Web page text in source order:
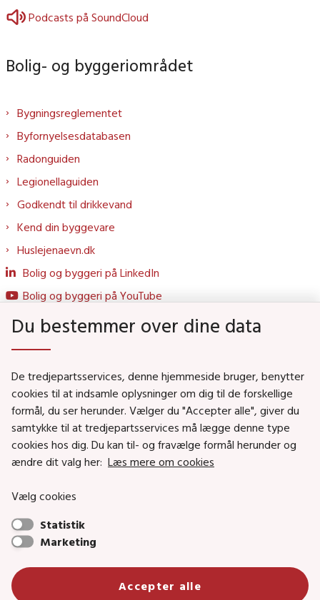
Podcasts på SoundCloud
Bolig- og byggeriområdet
Bygningsreglementet
Byfornyelsesdatabasen
Radonguiden
Legionellaguiden
Godkendt til drikkevand
Kend din byggevare
Huslejenaevn.dk
Bolig og byggeri på LinkedIn
Bolig og byggeri på YouTube
Social- og Boligministeriet
Job i Social- og Boligstyrelsen
Puljer og tilskud
Nyhedsbreve
Social- og Boligstyrelsens nyheder som RSS feed
Social- og Boligstyrelsen • Tlf.: 72 42 37 00 •
sikkermail• EAN-nr.: 5798000354838 • CVR-nr.:
Du bestemmer over dine data
De tredjepartsservices, denne hjemmeside bruger, benytter
cookies til at indsamle oplysninger om dig til de forskellige
formål, du ser herunder. Vælger du "Accepter alle", giver du
samtykke til at tredjepartsservices må lægge denne type
cookies hos dig. Du kan til- og fravælge formål herunder og
ændre dit valg her: Læs mere om cookies
Vælg cookies
Statistik
Marketing
Accepter alle